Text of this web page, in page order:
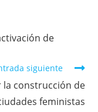
de
siguiente
construcción de
feministas